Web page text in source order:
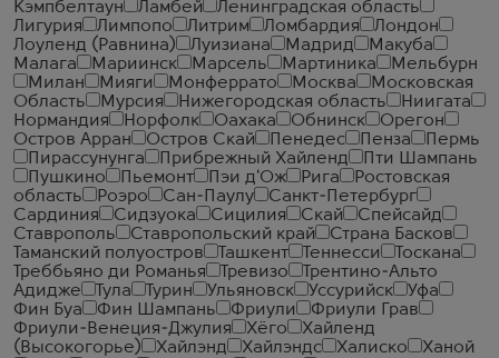
Кэмпбелтаун
Ламбей
Ленинградская область
Лигурия
Лимпопо Литрим Ломбардия
Лондон
Лоуленд (Равнина)
Луизиана Мадрид
Макуба
Малага
Мариинск Марсель Мартиника
Мельбурн
Милан
Мияги Монферрато Москва
Московская
Область
Мурсия Нижегородская область
Ниигата
Нормандия
Норфолк Оахака Обнинск
Орегон
Остров Арран
Остров Скай Пенедес Пенза
Пермь
Пирассунунга
Прибрежный Хайленд
Пти Шампань
Пушкино
Пьемонт Пэи д'Ож Рига
Ростовская
область
Роэро Сан-Паулу
Санкт-Петербург
Сардиния
Сидзуока Сицилия Скай
Спейсайд
Ставрополь
Ставропольский край
Страна Басков
Таманский полуостров
Ташкент Теннесси
Тоскана
Треббьяно ди Романья
Тревизо
Трентино-Альто
Адидже
Тула Турин Ульяновск Уссурийск
Уфа
Фин Буа
Фин Шампань Фриули
Фриули Грав
Фриули-Венеция-Джулия
Хёго
Хайленд
(Высокогорье)
Хайлэнд Хайлэндс Халиско Ханой